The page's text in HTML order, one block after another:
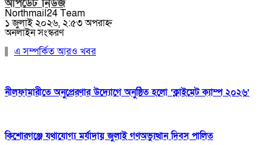
আপডেট নিউজ
Northmail24 Team
১ জুলাই ২০২৬, ২:৫৩ অপরাহ্ন
অনলাইন সংস্করণ
এ সম্পর্কিত আরও খবর
নীলফামারীতে অনুপ্রেরণার উদ্যোগে অনুষ্ঠিত হলো ‘ক্লাইমেট ক্যাম্প ২০২৬’
কিশোরগঞ্জে যথাযোগ্য মর্যাদায় জুলাই গণঅভ্যুত্থান দিবস পালিত